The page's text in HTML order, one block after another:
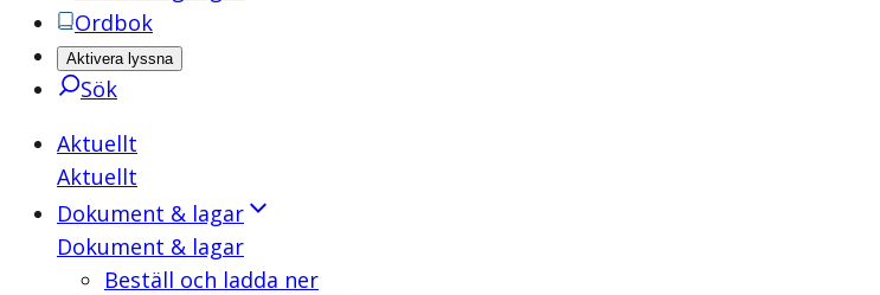
Ordbok
Aktivera lyssna
Sök
Aktuellt
Aktuellt
Dokument & lagar
Dokument & lagar
Beställ och ladda ner